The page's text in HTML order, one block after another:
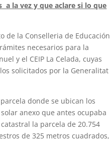
a la vez y que aclare si lo que
de la Conselleria de Educación
necesarios para la
y el CEIP La Celada, cuyas
solicitados por la Generalitat
donde se ubican los
anexo que antes ocupaba
la parcela de 20.754
de 325 metros cuadrados,